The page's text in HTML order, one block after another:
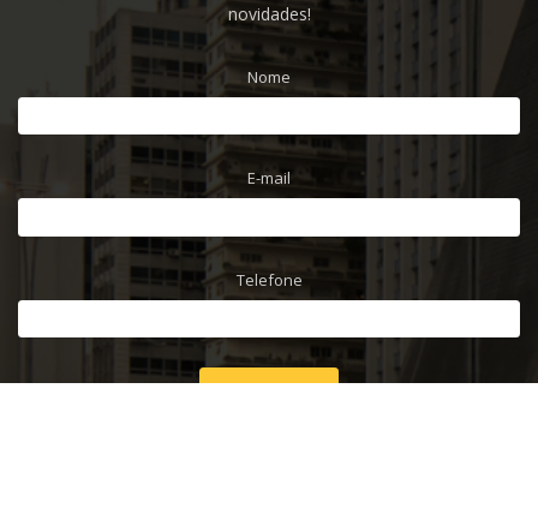
novidades!
Nome
E-mail
Telefone